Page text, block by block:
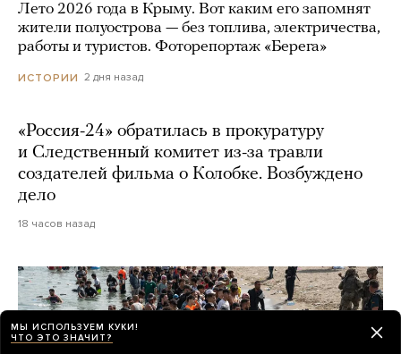
Лето 2026 года в Крыму. Вот каким его запомнят
жители полуострова — без топлива, электричества,
работы и туристов. Фоторепортаж «Берега»
ИСТОРИИ 2 дня назад
«Россия-24» обратилась в прокуратуру
и Следственный комитет из-за травли
создателей фильма о Колобке. Возбуждено
дело
18 часов назад
МЫ ИСПОЛЬЗУЕМ КУКИ!
ЧТО ЭТО ЗНАЧИТ?